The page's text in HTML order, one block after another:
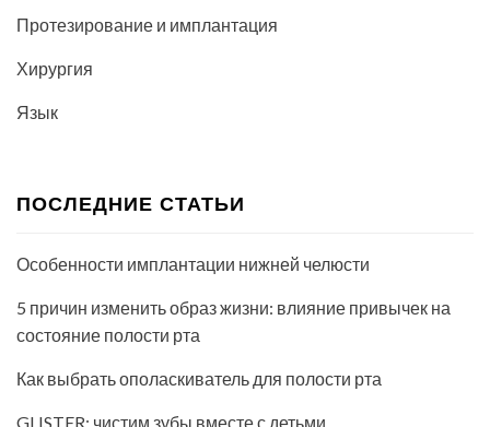
Протезирование и имплантация
Хирургия
Язык
ПОСЛЕДНИЕ СТАТЬИ
Особенности имплантации нижней челюсти
5 причин изменить образ жизни: влияние привычек на
состояние полости рта
Как выбрать ополаскиватель для полости рта
GLISTER: чистим зубы вместе с детьми